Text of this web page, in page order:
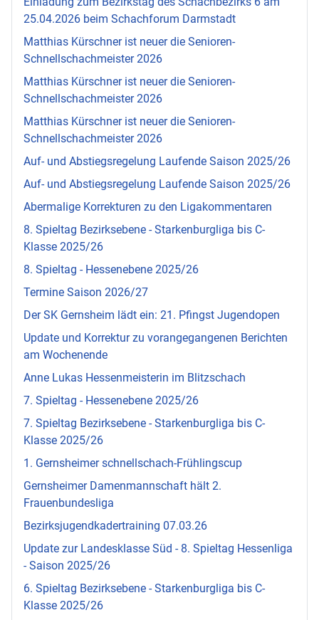
25.04.2026 beim Schachforum Darmstadt
Matthias Kürschner ist neuer die Senioren-
Schnellschachmeister 2026
Matthias Kürschner ist neuer die Senioren-
Schnellschachmeister 2026
Matthias Kürschner ist neuer die Senioren-
Schnellschachmeister 2026
Auf- und Abstiegsregelung Laufende Saison 2025/26
Auf- und Abstiegsregelung Laufende Saison 2025/26
Abermalige Korrekturen zu den Ligakommentaren
8. Spieltag Bezirksebene - Starkenburgliga bis C-
Klasse 2025/26
8. Spieltag - Hessenebene 2025/26
Termine Saison 2026/27
Der SK Gernsheim lädt ein: 21. Pfingst Jugendopen
Update und Korrektur zu vorangegangenen Berichten
am Wochenende
Anne Lukas Hessenmeisterin im Blitzschach
7. Spieltag - Hessenebene 2025/26
7. Spieltag Bezirksebene - Starkenburgliga bis C-
Klasse 2025/26
1. Gernsheimer schnellschach-Frühlingscup
Gernsheimer Damenmannschaft hält 2.
Frauenbundesliga
Bezirksjugendkadertraining 07.03.26
Update zur Landesklasse Süd - 8. Spieltag Hessenliga
- Saison 2025/26
6. Spieltag Bezirksebene - Starkenburgliga bis C-
Klasse 2025/26